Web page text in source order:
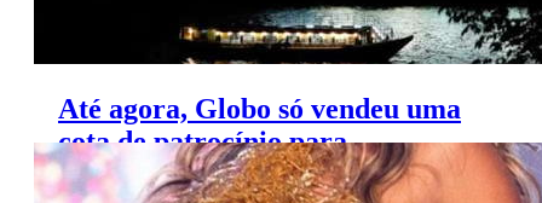
Até agora, Globo só vendeu uma
cota de patrocínio para
transmissão dos Jogos de Tóquio